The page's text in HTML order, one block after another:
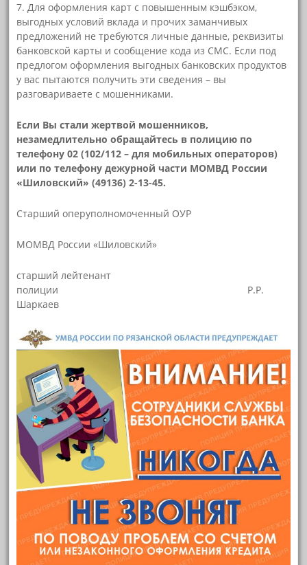
7. Для оформления карт с повышенным кэшбэком,
выгодных условий вклада и прочих заманчивых
предложений не требуются личные данные, реквизиты
банковской карты и сообщение кода из СМС. Если под
предлогом оформления выгодных банковских продуктов
у вас пытаются получить эти сведения – вы
разговариваете с мошенниками.
Если Вы стали жертвой мошенников,
незамедлительно обращайтесь в полицию по
телефону 02 (102/112 – для мобильных операторов)
или по телефону дежурной части МОМВД России
«Шиловский» (49136) 2-13-45.
Старший оперуполномоченный ОУР
МОМВД России «Шиловский»
старший лейтенант
полиции Р.Р.
Шаркаев